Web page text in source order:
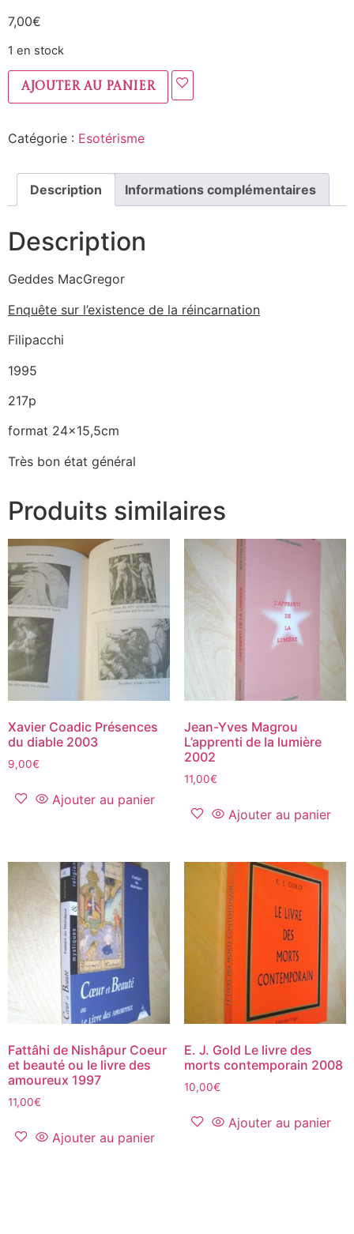
7,00€
1 en stock
Ajouter au panier
Catégorie : Esotérisme
Description Informations complémentaires
Description
Geddes MacGregor
Enquête sur l’existence de la réincarnation
Filipacchi
1995
217p
format 24×15,5cm
Très bon état général
Produits similaires
Xavier Coadic Présences
du diable 2003
9,00€
Ajouter au panier
Jean-Yves Magrou
L’apprenti de la lumière
2002
11,00€
Ajouter au panier
Fattâhi de Nishâpur Coeur
et beauté ou le livre des
amoureux 1997
11,00€
Ajouter au panier
E. J. Gold Le livre des
morts contemporain 2008
10,00€
Ajouter au panier